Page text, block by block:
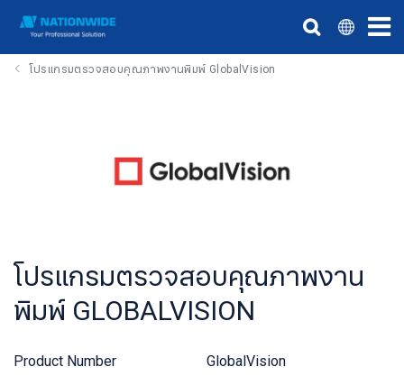
​​​​​​​โปรแกรมตรวจสอบคุณภาพงานพิมพ์ GlobalVision
​​​​​​​โปรแกรมตรวจสอบคุณภาพงาน
พิมพ์ GLOBALVISION
Product Number
GlobalVision